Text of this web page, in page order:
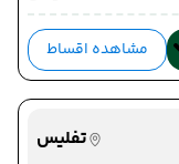
مشاهده اقساط
تفلیس